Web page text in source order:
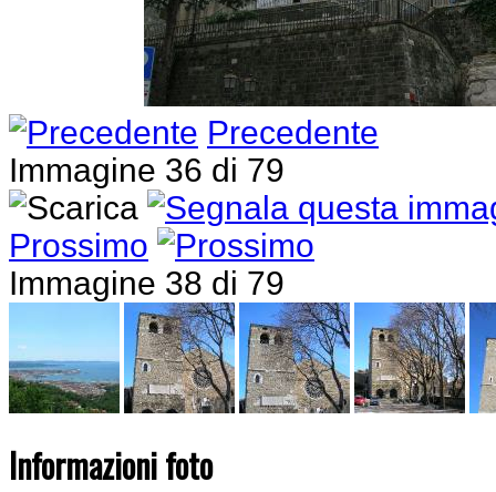
Precedente
Immagine 36 di 79
Prossimo
Immagine 38 di 79
Informazioni foto